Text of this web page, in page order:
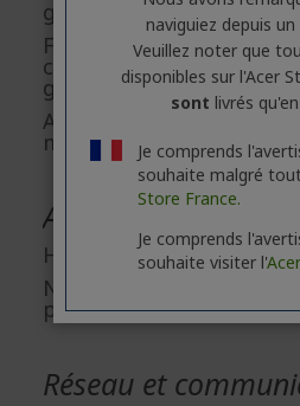
graphique
Fabricant du
contrôleur
graphique
Accessibilité de la
mémoire graphique
Audio
Haut-parleurs
Nombre de haut-
parleurs
Réseau et
naviguiez depuis
Veuillez noter que
disponibles sur l'Acer
sont livrés
Je comprends
souhaite malgré
Store France.
Je comprends
souhaite visiter l'